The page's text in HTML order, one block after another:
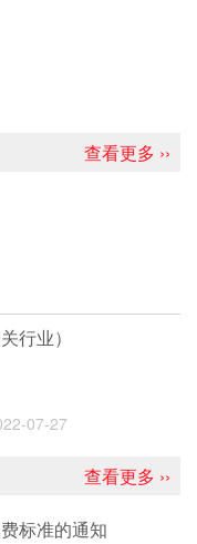
查看更多 ››
行业）
07-27
查看更多 ››
标准的通知